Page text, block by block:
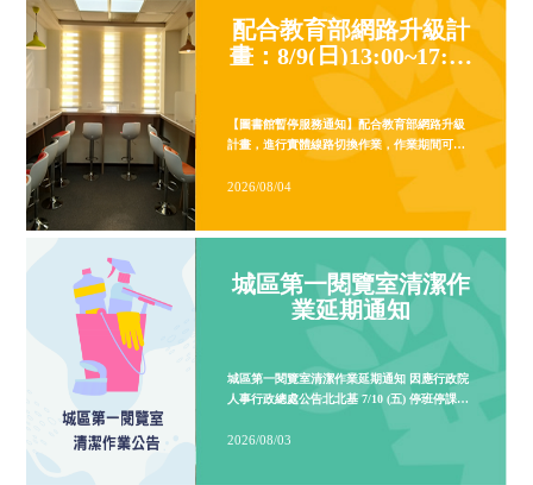
配合教育部網路升級計
畫：8/9(日)13:00~17:00
圖書館相關網路服務暫
時無法使用
【圖書館暫停服務通知】配合教育部
城區第一閱覽室清潔作
業延期通知